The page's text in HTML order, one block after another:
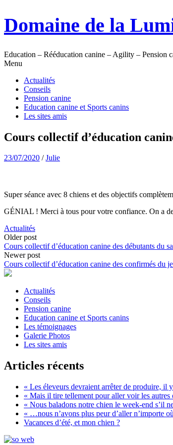
Skip
content
Domaine de la
Education – Rééducation canine – Agility – Pension
Menu
Actualités
Conseils
Pension canine
Education canine et Sports canins
Les sites amis
Cours collectif d’éducation
23/07/2020 /Julie
Super séance avec 8 chiens et des objectifs
GÉNIAL ! Merci à tous pour votre confiance. On a
Actualités
Post
navigation
Older post
Cours collectif d’éducation canine des débutants du
Newer post
Cours collectif d’éducation canine des confirmés du
Actualités
Conseils
Pension canine
Education canine et Sports canins
Les témoignages
Galerie Photos
Les sites amis
Articles récents
« Les éleveurs devraient arrêter de produire, il
« Mais il tire tellement pour aller voir les autres
« Nous baladons notre chien le week-end s’il
« …nous n’avons plus peur d’aller n’importe
Vacances d’été, et mon chien ?